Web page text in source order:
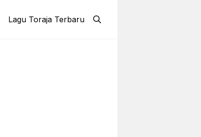
Lagu Toraja Terbaru